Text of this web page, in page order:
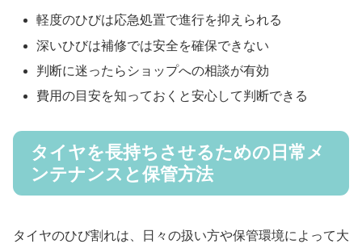
軽度のひびは応急処置で進行を抑えられる
深いひびは補修では安全を確保できない
判断に迷ったらショップへの相談が有効
費用の目安を知っておくと安心して判断できる
タイヤを長持ちさせるための日常メ
ンテナンスと保管方法
タイヤのひび割れは、日々の扱い方や保管環境によって大